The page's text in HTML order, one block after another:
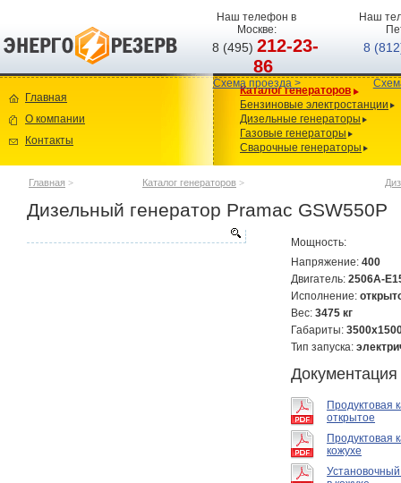
Наш телефон в
Москве:
8 (495)212-23-
86
Схема проезда >
Наш
8
Главная
О компании
Контакты
Каталог генераторов
Бензиновые электростанции
Дизельные генераторы
Газовые генераторы
Сварочные генераторы
Главная > Каталог генераторов >
Дизельный генератор Pramac GSW550P
Мощность:
Напряжение: 400
Двигатель: 2506A-
Исполнение:
Вес: 3475 кг
Габариты:
Тип запуска:
Документация
Продуктовая
открытое
Продуктовая
кожухе